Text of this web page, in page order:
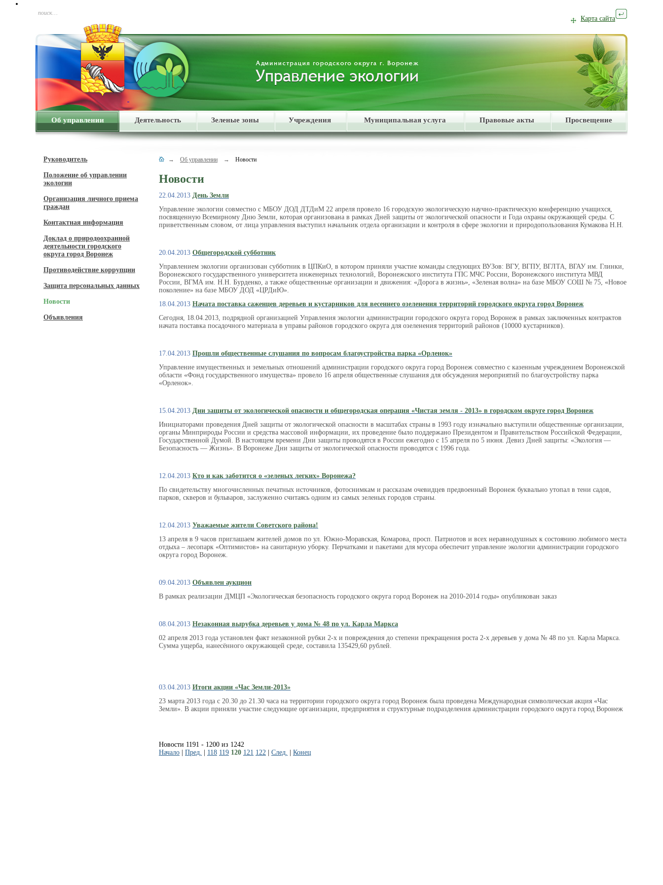
Карта сайта
поиск…
Об управлении Деятельность Зеленые зоны Учреждения Муниципальная услуга Правовые акты Просвещение
Руководитель
Положение об управлении
экологии
Организация личного приема
граждан
Контактная информация
Доклад о природоохранной
деятельности городского
округа город Воронеж
Противодействие коррупции
Защита персональных данных
Новости
Объявления
→ Об управлении → Новости
Новости
22.04.2013 День Земли
Управление экологии совместно с МБОУ ДОД ДТДиМ 22 апреля провело 16 городскую экологическую научно-практическую конференцию учащихся,
посвященную Всемирному Дню Земли, которая организована в рамках Дней защиты от экологической опасности и Года охраны окружающей среды. С
приветственным словом, от лица управления выступил начальник отдела организации и контроля в сфере экологии и природопользования Кумакова Н.Н.
20.04.2013 Общегородской субботник
Управлением экологии организован субботник в ЦПКиО, в котором приняли участие команды следующих ВУЗов: ВГУ, ВГПУ, ВГЛТА, ВГАУ им. Глинки,
Воронежского государственного университета инженерных технологий, Воронежского института ГПС МЧС России, Воронежского института МВД
России, ВГМА им. Н.Н. Бурденко, а также общественные организации и движения: «Дорога в жизнь», «Зеленая волна» на базе МБОУ СОШ № 75, «Новое
поколение» на базе МБОУ ДОД «ЦРДиЮ».
18.04.2013 Начата поставка саженцев деревьев и кустарников для весеннего озеленения территорий городского округа город Воронеж
Сегодня, 18.04.2013, подрядной организацией Управления экологии администрации городского округа город Воронеж в рамках заключенных контрактов
начата поставка посадочного материала в управы районов городского округа для озеленения территорий районов (10000 кустарников).
17.04.2013 Прошли общественные слушания по вопросам благоустройства парка «Орленок»
Управление имущественных и земельных отношений администрации городского округа город Воронеж совместно с казенным учреждением Воронежской
области «Фонд государственного имущества» провело 16 апреля общественные слушания для обсуждения мероприятий по благоустройству парка
«Орленок».
15.04.2013 Дни защиты от экологической опасности и общегородская операция «Чистая земля - 2013» в городском округе город Воронеж
Инициаторами проведения Дней защиты от экологической опасности в масштабах страны в 1993 году изначально выступили общественные организации,
органы Минприроды России и средства массовой информации, их проведение было поддержано Президентом и Правительством Российской Федерации,
Государственной Думой. В настоящем времени Дни защиты проводятся в России ежегодно с 15 апреля по 5 июня. Девиз Дней защиты: «Экология —
Безопасность — Жизнь». В Воронеже Дни защиты от экологической опасности проводятся с 1996 года.
12.04.2013 Кто и как заботится о «зеленых легких» Воронежа?
По свидетельству многочисленных печатных источников, фотоснимкам и рассказам очевидцев предвоенный Воронеж буквально утопал в тени садов,
парков, скверов и бульваров, заслуженно считаясь одним из самых зеленых городов страны.
12.04.2013 Уважаемые жители Советского района!
13 апреля в 9 часов приглашаем жителей домов по ул. Южно-Моравская, Комарова, просп. Патриотов и всех неравнодушных к состоянию любимого места
отдыха – лесопарк «Оптимистов» на санитарную уборку. Перчатками и пакетами для мусора обеспечит управление экологии администрации городского
округа город Воронеж.
09.04.2013 Объявлен аукцион
В рамках реализации ДМЦП «Экологическая безопасность городского округа город Воронеж на 2010-2014 годы» опубликован заказ
08.04.2013 Незаконная вырубка деревьев у дома № 48 по ул. Карла Маркса
02 апреля 2013 года установлен факт незаконной рубки 2-х и повреждения до степени прекращения роста 2-х деревьев у дома № 48 по ул. Карла Маркса.
Сумма ущерба, нанесённого окружающей среде, составила 135429,60 рублей.
03.04.2013 Итоги акции «Час Земли-2013»
23 марта 2013 года с 20.30 до 21.30 часа на территории городского округа город Воронеж была проведена Международная символическая акция «Час
Земли». В акции приняли участие следующие организации, предприятия и структурные подразделения администрации городского округа город Воронеж
Новости 1191 - 1200 из 1242
Начало
Пред. 118 119 120 121 122 След. Конец